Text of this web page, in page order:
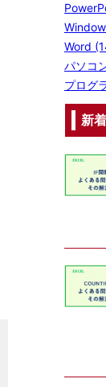
Word
パソコ
プログ
新